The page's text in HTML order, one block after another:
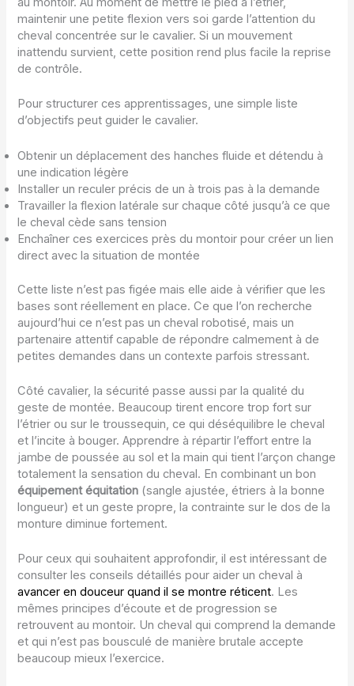
maintenir une petite flexion vers soi garde l’attention du
cheval concentrée sur le cavalier. Si un mouvement
inattendu survient, cette position rend plus facile la reprise
de contrôle.
Pour structurer ces apprentissages, une simple liste
d’objectifs peut guider le cavalier.
Obtenir un déplacement des hanches fluide et détendu à
une indication légère
Installer un reculer précis de un à trois pas à la demande
Travailler la flexion latérale sur chaque côté jusqu’à ce que
le cheval cède sans tension
Enchaîner ces exercices près du montoir pour créer un lien
direct avec la situation de montée
Cette liste n’est pas figée mais elle aide à vérifier que les
bases sont réellement en place. Ce que l’on recherche
aujourd’hui ce n’est pas un cheval robotisé, mais un
partenaire attentif capable de répondre calmement à de
petites demandes dans un contexte parfois stressant.
Côté cavalier, la sécurité passe aussi par la qualité du
geste de montée. Beaucoup tirent encore trop fort sur
l’étrier ou sur le troussequin, ce qui déséquilibre le cheval
et l’incite à bouger. Apprendre à répartir l’effort entre la
jambe de poussée au sol et la main qui tient l’arçon change
totalement la sensation du cheval. En combinant un bon
équipement équitation (sangle ajustée, étriers à la bonne
longueur) et un geste propre, la contrainte sur le dos de la
monture diminue fortement.
Pour ceux qui souhaitent approfondir, il est intéressant de
consulter les conseils détaillés pour aider un cheval à
avancer en douceur quand il se montre réticent. Les
mêmes principes d’écoute et de progression se
retrouvent au montoir. Un cheval qui comprend la demande
et qui n’est pas bousculé de manière brutale accepte
beaucoup mieux l’exercice.